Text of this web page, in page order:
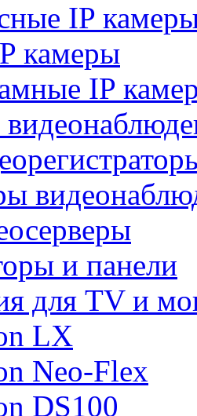
IP
камеры
IP
и панели
для TV и
LX
Neo-Flex
DS100